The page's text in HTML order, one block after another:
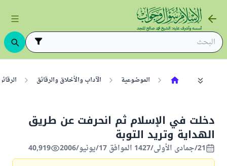
الموضوعية الآداب والأخلاق والرقائق
دخلت في الإسلام ثم انحرفت عن طريق
الهداية وتريد التوبة
21/جمادى الأولى/1427 الموافق 17/يونيو/2006 40,919